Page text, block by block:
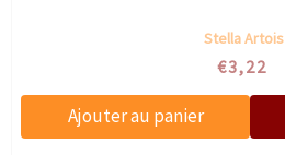
Stella Artois
€3,22